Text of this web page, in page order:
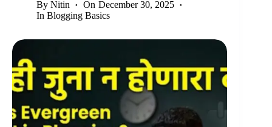
By Nitin On December 30, 2025
In Blogging Basics